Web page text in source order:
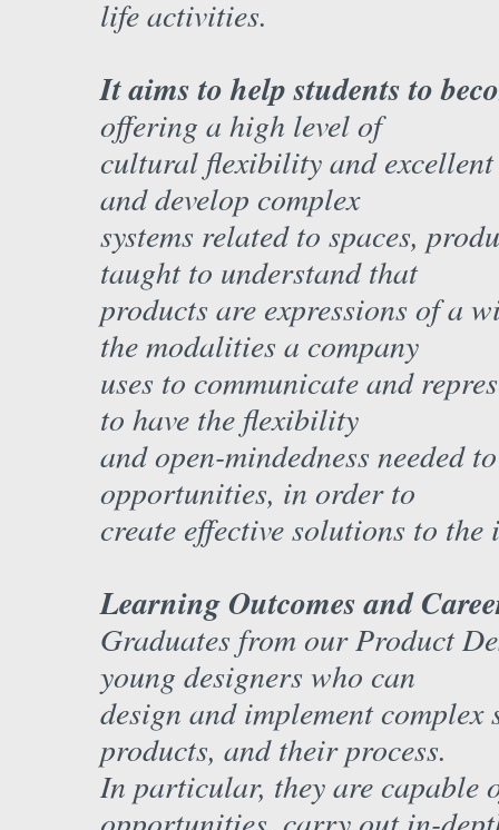
life activities.
It aims to help students to
offering a high level of
cultural flexibility and
and develop complex
systems related to spaces,
taught to understand that
products are expressions of a
the modalities a company
uses to communicate and
to have the flexibility
and open-mindedness needed
opportunities, in order to
create effective solutions to the
Learning Outcomes and
Graduates from our Product
young designers who can
design and implement complex
products, and their process.
In particular, they are capable